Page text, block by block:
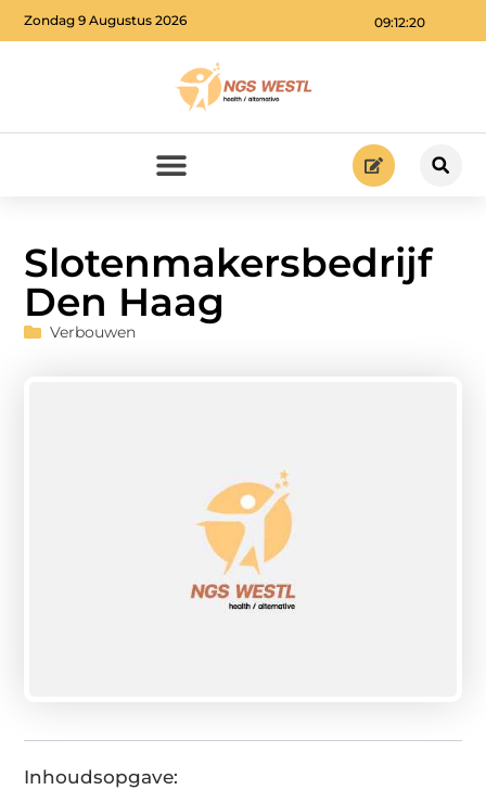
09:12:20
Zondag 9 Augustus 2026
Slotenmakersbedrijf
Den Haag
Verbouwen
Inhoudsopgave: